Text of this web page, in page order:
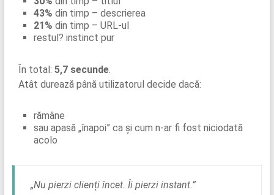
43% din timp – descrierea
21% din timp – URL-ul
restul? instinct pur
În total: 5,7 secunde.
Atât durează până utilizatorul decide dacă:
rămâne
sau apasă „înapoi” ca și cum n-ar fi fost niciodată
acolo
„Nu pierzi clienți încet. Îi pierzi instant.”